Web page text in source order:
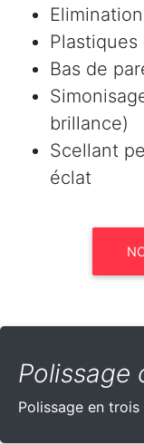
Bas de
brillance)
Scellant
éclat
Polissage
Polissage en